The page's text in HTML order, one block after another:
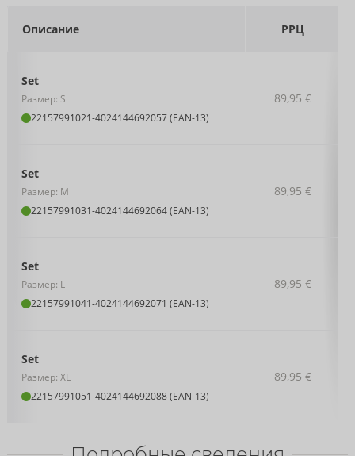
Описание РРЦ
Set
Размер: S
22157991021-4024144692057 (EAN-13)
89,95 €
Set
Размер: M
22157991031-4024144692064 (EAN-13)
89,95 €
Set
Размер: L
22157991041-4024144692071 (EAN-13)
89,95 €
Set
Размер: XL
22157991051-4024144692088 (EAN-13)
89,95 €